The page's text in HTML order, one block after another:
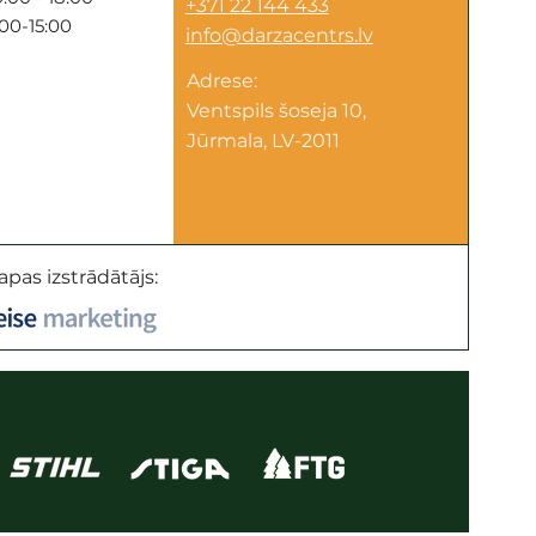
15:00
+371 22 144 433
info@darzacentrs.lv
Adrese:
Ventspils šoseja 10,
Jūrmala, LV-2011
izstrādātājs: